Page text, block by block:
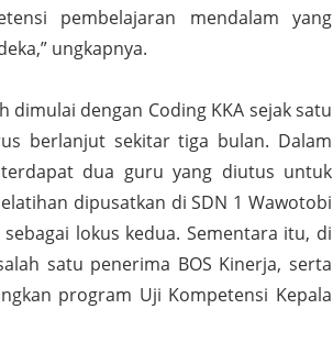
pembelajaran mendalam yang
ungkapnya.
dengan Coding KKA sejak satu
berlanjut sekitar tiga bulan. Dalam
dua guru yang diutus untuk
dipusatkan di SDN 1 Wawotobi
lokus kedua. Sementara itu, di
satu penerima BOS Kinerja, serta
program Uji Kompetensi Kepala